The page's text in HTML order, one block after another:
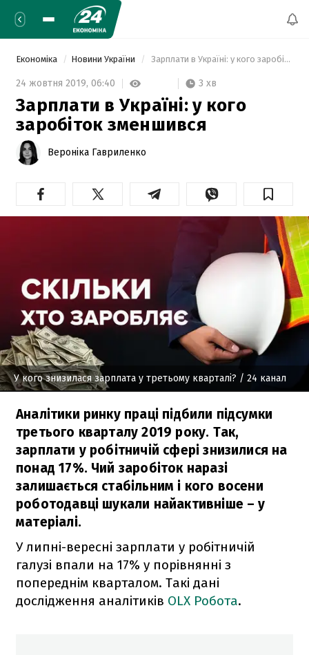
Економіка Новини України Зарплати в Україні: у кого заробіток зменшився
24 жовтня 2019, 06:40 3 хв
Зарплати в Україні: у кого
заробіток зменшився
Вероніка Гавриленко
У кого знизилася зарплата у третьому кварталі? / 24 канал
Аналітики ринку праці підбили підсумки
третього кварталу 2019 року. Так,
зарплати у робітничій сфері знизилися на
понад 17%. Чий заробіток наразі
залишається стабільним і кого восени
роботодавці шукали найактивніше – у
матеріалі.
У липні-вересні зарплати у робітничій
галузі впали на 17% у порівнянні з
попереднім кварталом. Такі дані
дослідження аналітиків OLX Робота.